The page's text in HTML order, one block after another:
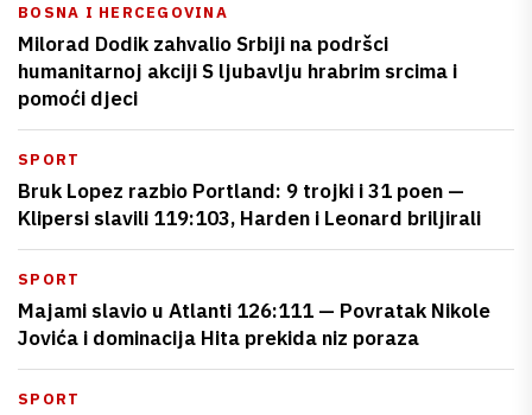
BOSNA I HERCEGOVINA
Milorad Dodik zahvalio Srbiji na podršci
humanitarnoj akciji S ljubavlju hrabrim srcima i
pomoći djeci
SPORT
Bruk Lopez razbio Portland: 9 trojki i 31 poen —
Klipersi slavili 119:103, Harden i Leonard briljirali
SPORT
Majami slavio u Atlanti 126:111 — Povratak Nikole
Jovića i dominacija Hita prekida niz poraza
SPORT